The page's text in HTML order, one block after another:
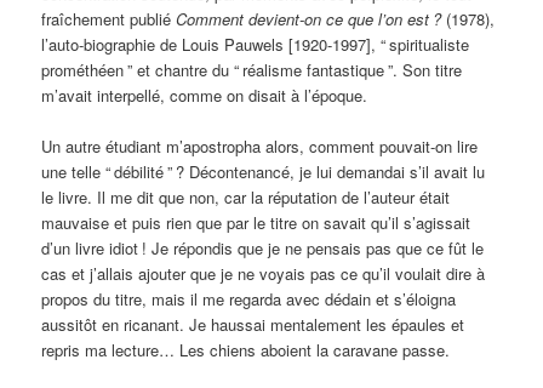
fraîchement publiéComment devient-on ce que l’on est ?(1978),
l’auto-biographie de Louis Pauwels [1920-1997], “spiritualiste
prométhéen” et chantre du “ réalisme fantastique”. Son titre
m’avait interpellé, comme on disait à l’époque.
Un autre étudiant m’apostropha alors, comment pouvait-on lire
une telle “débilité” ? Décontenancé, je lui demandai s’il avait lu
le livre. Il me dit que non, car la réputation de l’auteur était
mauvaise et puis rien que par le titre on savait qu’il s’agissait
d’un livre idiot ! Je répondis que je ne pensais pas que ce fût le
cas et j’allais ajouter que je ne voyais pas ce qu’il voulait dire à
propos du titre, mais il me regarda avec dédain et s’éloigna
aussitôt en ricanant. Je haussai mentalement les épaules et
repris ma lecture… Les chiens aboient la caravane passe.